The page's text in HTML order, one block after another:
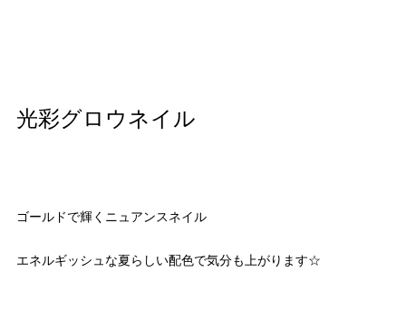
光彩グロウネイル
ゴールドで輝くニュアンスネイル
エネルギッシュな夏らしい配色で気分も上がります☆